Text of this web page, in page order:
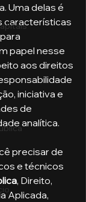
Uma delas é
características
papel nesse
aos direitos
iniciativa e
de
analítica.
e técnicos
, Direito,
Aplicada,